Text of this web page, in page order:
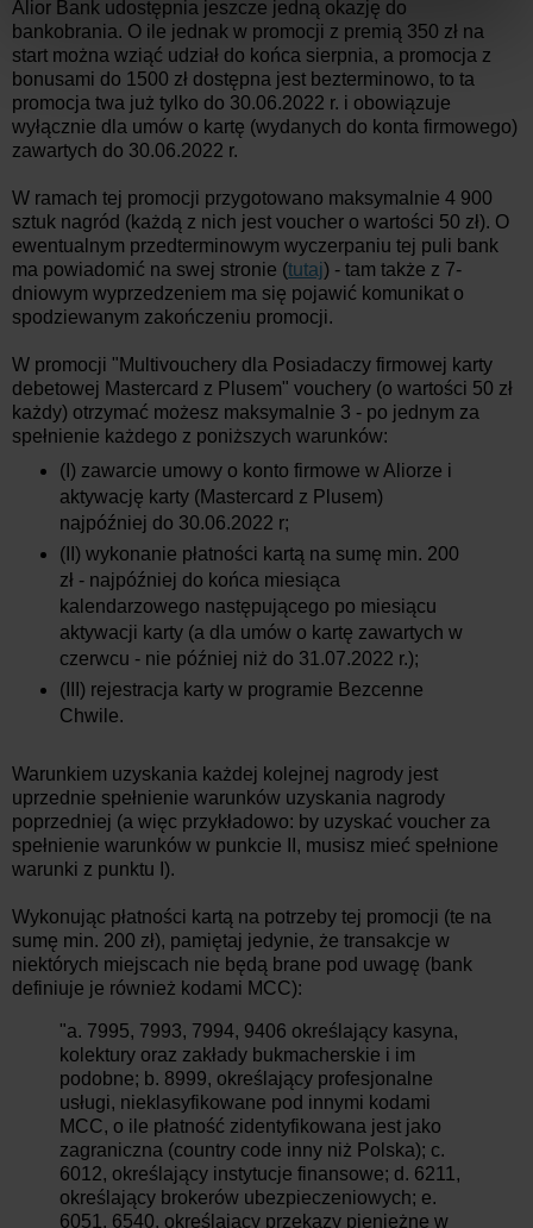
Alior Bank udostępnia jeszcze jedną okazję do
bankobrania. O ile jednak w promocji z premią 350 zł na
start można wziąć udział do końca sierpnia, a promocja z
bonusami do 1500 zł dostępna jest bezterminowo, to ta
promocja twa już tylko do 30.06.2022 r. i obowiązuje
wyłącznie dla umów o kartę (wydanych do konta firmowego)
zawartych do 30.06.2022 r.
W ramach tej promocji przygotowano maksymalnie 4 900
sztuk nagród (każdą z nich jest voucher o wartości 50 zł). O
ewentualnym przedterminowym wyczerpaniu tej puli bank
ma powiadomić na swej stronie (tutaj) - tam także z 7-
dniowym wyprzedzeniem ma się pojawić komunikat o
spodziewanym zakończeniu promocji.
W promocji "Multivouchery dla Posiadaczy firmowej karty
debetowej Mastercard z Plusem" vouchery (o wartości 50 zł
każdy) otrzymać możesz maksymalnie 3 - po jednym za
spełnienie każdego z poniższych warunków:
(I) zawarcie umowy o konto firmowe w Aliorze i
aktywację karty (Mastercard z Plusem)
najpóźniej do 30.06.2022 r;
(II) wykonanie płatności kartą na sumę min. 200
zł - najpóźniej do końca miesiąca
kalendarzowego następującego po miesiącu
aktywacji karty (a dla umów o kartę zawartych w
czerwcu - nie później niż do 31.07.2022 r.);
(III) rejestracja karty w programie Bezcenne
Chwile.
Warunkiem uzyskania każdej kolejnej nagrody jest
uprzednie spełnienie warunków uzyskania nagrody
poprzedniej (a więc przykładowo: by uzyskać voucher za
spełnienie warunków w punkcie II, musisz mieć spełnione
warunki z punktu I).
Wykonując płatności kartą na potrzeby tej promocji (te na
sumę min. 200 zł), pamiętaj jedynie, że transakcje w
niektórych miejscach nie będą brane pod uwagę (bank
definiuje je również kodami MCC):
"a. 7995, 7993, 7994, 9406 określający kasyna,
kolektury oraz zakłady bukmacherskie i im
podobne; b. 8999, określający profesjonalne
usługi, nieklasyfikowane pod innymi kodami
MCC, o ile płatność zidentyfikowana jest jako
zagraniczna (country code inny niż Polska); c.
6012, określający instytucje finansowe; d. 6211,
określający brokerów ubezpieczeniowych; e.
6051, 6540, określający przekazy pieniężne w